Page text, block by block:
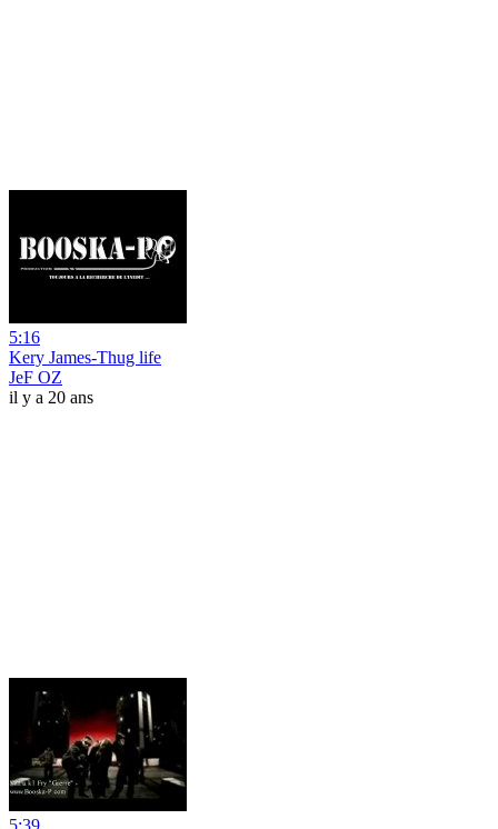
5:16
Kery James-Thug life
JeF OZ
il y a 20 ans